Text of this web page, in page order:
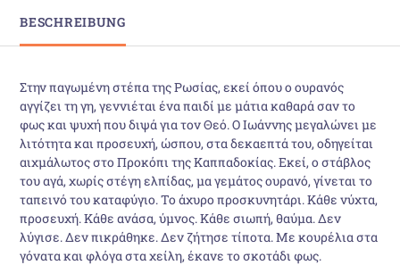
BESCHREIBUNG
Στην παγωμένη στέπα της Ρωσίας, εκεί όπου ο ουρανός
αγγίζει τη γη, γεννιέται ένα παιδί με μάτια καθαρά σαν το
φως και ψυχή που διψά για τον Θεό. Ο Ιωάννης μεγαλώνει με
λιτότητα και προσευχή, ώσπου, στα δεκαεπτά του, οδηγείται
αιχμάλωτος στο Προκόπι της Καππαδοκίας. Εκεί, ο στάβλος
του αγά, χωρίς στέγη ελπίδας, μα γεμάτος ουρανό, γίνεται το
ταπεινό του καταφύγιο. Το άχυρο προσκυνητάρι. Κάθε νύχτα,
προσευχή. Κάθε ανάσα, ύμνος. Κάθε σιωπή, θαύμα. Δεν
λύγισε. Δεν πικράθηκε. Δεν ζήτησε τίποτα. Με κουρέλια στα
γόνατα και φλόγα στα χείλη, έκανε το σκοτάδι φως.